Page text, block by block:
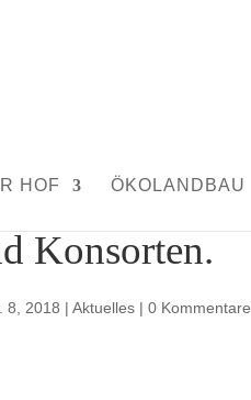
HOF ÖKOLANDBAU
Konsorten.
8, 2018 |Aktuelles |0 Kommentare